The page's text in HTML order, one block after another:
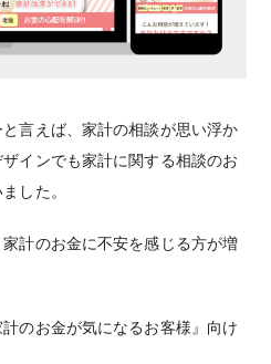
言えば、家計の相談が思い浮か
インでも家計に関する相談のお
した。
計のお金に不安を感じる方が増
のお金が気になるお客様』向け